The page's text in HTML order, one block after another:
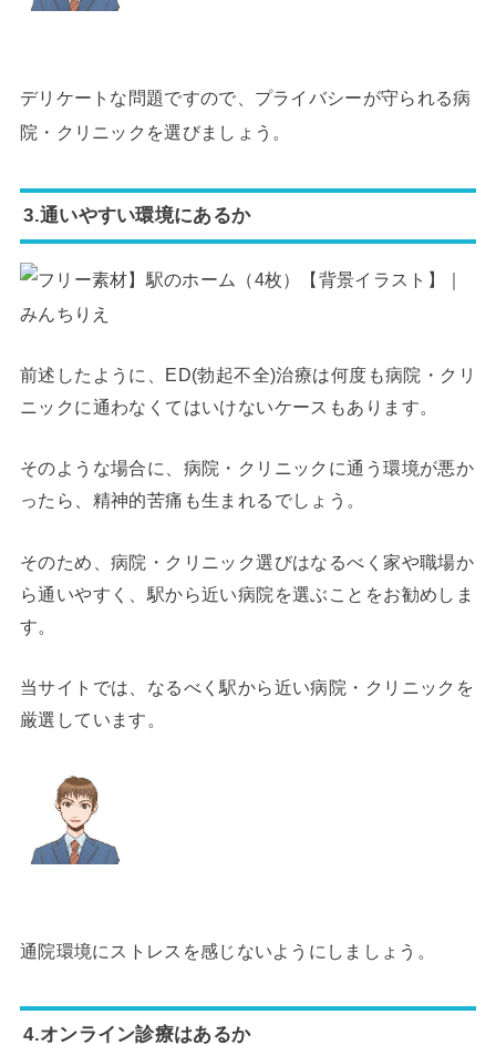
デリケートな問題ですので、プライバシーが守られる病
院・クリニックを選びましょう。
3.通いやすい環境にあるか
前述したように、ED(勃起不全)治療は何度も病院・クリ
ニックに通わなくてはいけないケースもあります。
そのような場合に、病院・クリニックに通う環境が悪か
ったら、精神的苦痛も生まれるでしょう。
そのため、病院・クリニック選びはなるべく家や職場か
ら通いやすく、駅から近い病院を選ぶことをお勧めしま
す。
当サイトでは、なるべく駅から近い病院・クリニックを
厳選しています。
通院環境にストレスを感じないようにしましょう。
4.オンライン診療はあるか